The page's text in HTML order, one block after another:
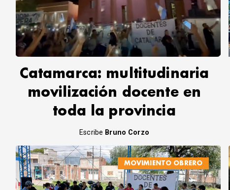
Catamarca: multitudinaria
movilización docente en
toda la provincia
Escribe Bruno Corzo
MOVIMIENTO OBRERO